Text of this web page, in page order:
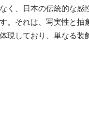
く、日本の伝統的な感
。それは、写実性と抽
現しており、単なる装